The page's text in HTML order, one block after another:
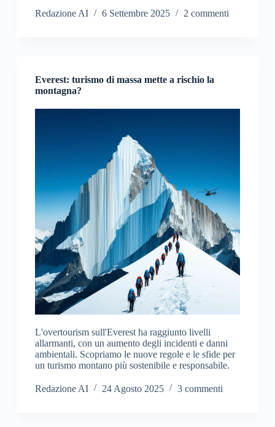
Redazione AI 6 Settembre 2025 2 commenti
Everest: turismo di massa mette a rischio la
montagna?
L'overtourism sull'Everest ha raggiunto livelli
allarmanti, con un aumento degli incidenti e danni
ambientali. Scopriamo le nuove regole e le sfide per
un turismo montano più sostenibile e responsabile.
Redazione AI 24 Agosto 2025 3 commenti